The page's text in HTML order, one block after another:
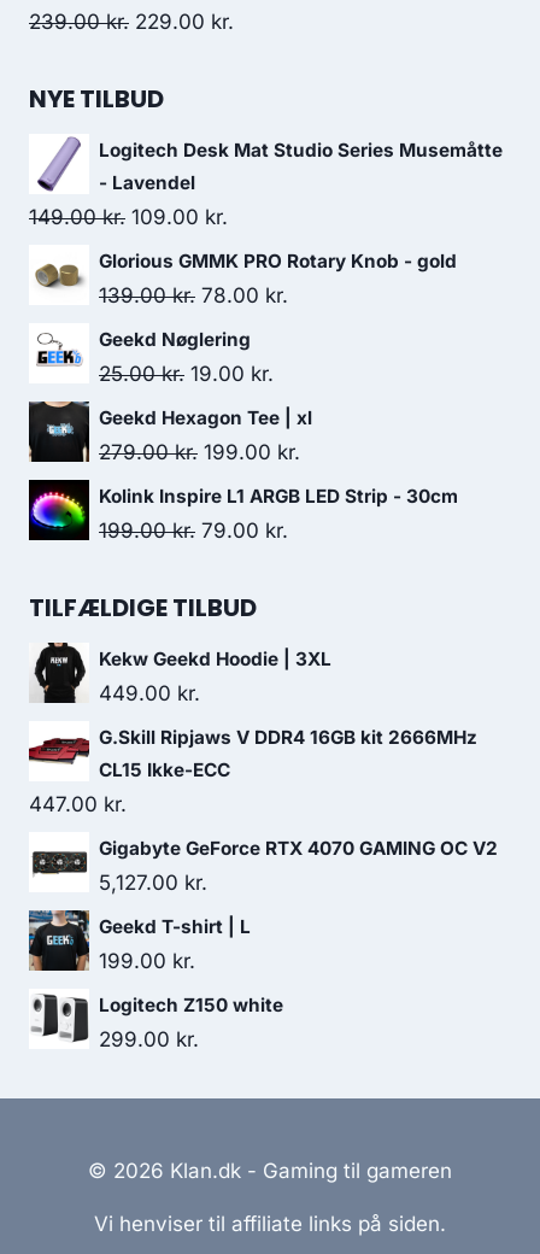
2,379.00 kr..
239.00kr. Original
was:
229.00 kr.
NYE TILBUD
Logitech Desk Mat Studio Series Musemåtte
- Lavendel
149.00kr. Original
price
was:
109.00 kr.
price
is:
Glorious GMMK PRO Rotary Knob - gold
139.00kr. Original
price
was:
139.00 kr..
78.00 kr.
78.00 kr..
Geekd Nøglering
25.00kr. Original
price
was:
19.00 kr.
price
is:
Geekd Hexagon Tee | xl
279.00kr. Original
price
was:
199.00 kr.
price
Kolink Inspire L1 ARGB LED Strip - 30cm
199.00kr. Original
was:
79.00 kr.
TILFÆLDIGE TILBUD
Kekw Geekd Hoodie | 3XL
449.00 kr.
G.Skill Ripjaws V DDR4 16GB kit 2666MHz
CL15 Ikke-ECC
447.00 kr.
Gigabyte GeForce RTX 4070 GAMING OC V2
5,127.00 kr.
Geekd T-shirt | L
199.00 kr.
Logitech Z150 white
299.00 kr.
© 2026 Klan.dk - Gaming til gameren
Vi henviser til affiliate links på siden.